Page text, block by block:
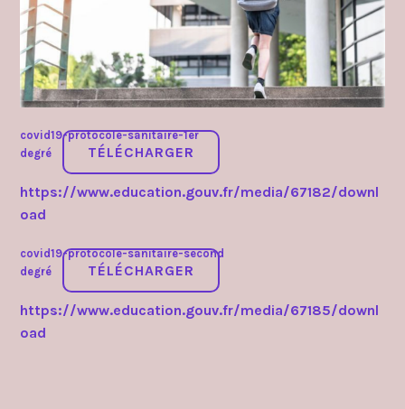
covid19-protocole-sanitaire-1er
degré
TÉLÉCHARGER
https://www.education.gouv.fr/media/67182/downl
oad
covid19-protocole-sanitaire-second
degré
TÉLÉCHARGER
https://www.education.gouv.fr/media/67185/downl
oad